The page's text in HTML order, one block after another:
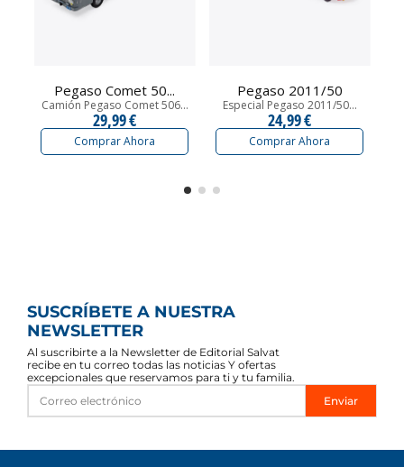
Pegaso Comet 50...
Camión Pegaso Comet 506...
29,99 €
Comprar Ahora
Pegaso 2011/50
Especial Pegaso 2011/50...
24,99 €
Comprar Ahora
SUSCRÍBETE A NUESTRA
NEWSLETTER
Al suscribirte a la Newsletter de Editorial Salvat
recibe en tu correo todas las noticias Y ofertas
excepcionales que reservamos para ti y tu familia.
Enviar